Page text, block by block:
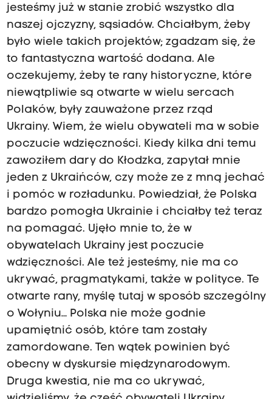
jesteśmy już w stanie zrobić wszystko dla
naszej ojczyzny, sąsiadów. Chciałbym, żeby
było wiele takich projektów; zgadzam się, że
to fantastyczna wartość dodana. Ale
oczekujemy, żeby te rany historyczne, które
niewątpliwie są otwarte w wielu sercach
Polaków, były zauważone przez rząd
Ukrainy. Wiem, że wielu obywateli ma w sobie
poczucie wdzięczności. Kiedy kilka dni temu
zawoziłem dary do Kłodzka, zapytał mnie
jeden z Ukraińców, czy może ze z mną jechać
i pomóc w rozładunku. Powiedział, że Polska
bardzo pomogła Ukrainie i chciałby też teraz
na pomagać. Ujęło mnie to, że w
obywatelach Ukrainy jest poczucie
wdzięczności. Ale też jesteśmy, nie ma co
ukrywać, pragmatykami, także w polityce. Te
otwarte rany, myślę tutaj w sposób szczególny
o Wołyniu… Polska nie może godnie
upamiętnić osób, które tam zostały
zamordowane. Ten wątek powinien być
obecny w dyskursie międzynarodowym.
Druga kwestia, nie ma co ukrywać,